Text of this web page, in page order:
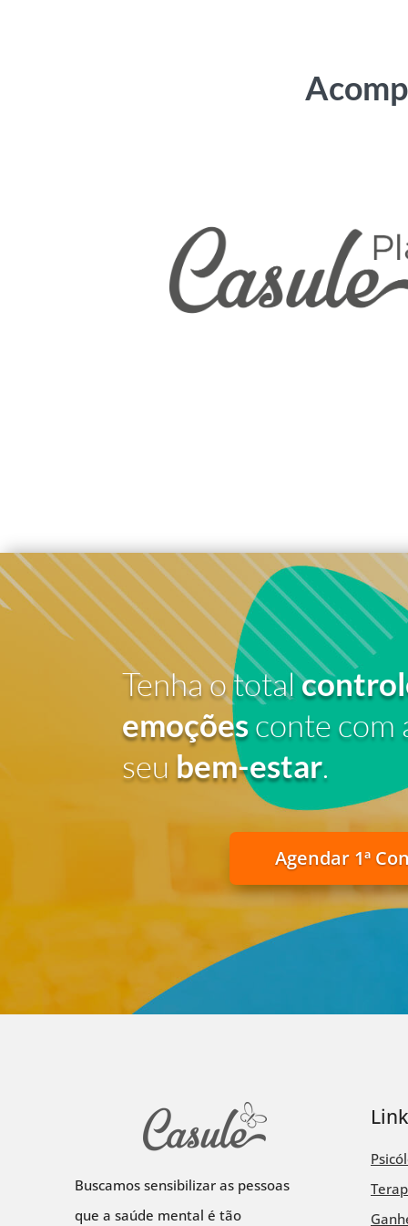
Tenha o total
emoçõesconte com
seu bem-estar.
Agendar 1ª
Buscamos sensibilizar as pessoas
que a saúde mental é tão